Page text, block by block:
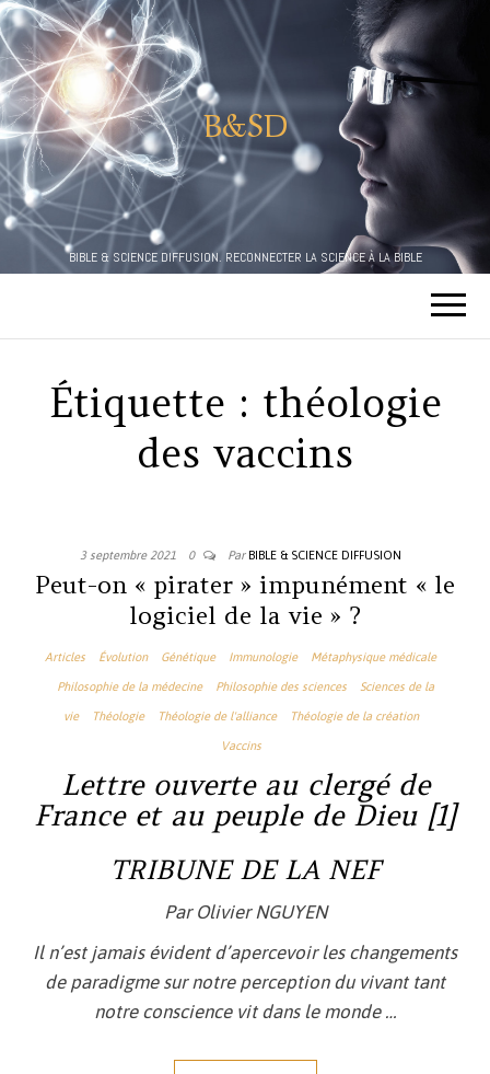
B&SD
BIBLE & SCIENCE DIFFUSION. RECONNECTER LA SCIENCE À LA BIBLE
Étiquette : théologie
des vaccins
3 septembre 2021 0 Par BIBLE & SCIENCE DIFFUSION
Peut-on « pirater » impunément « le
logiciel de la vie » ?
Articles Évolution Génétique Immunologie Métaphysique médicale
Philosophie de la médecine Philosophie des sciences Sciences de la
vie Théologie Théologie de l'alliance Théologie de la création
Vaccins
Lettre ouverte au clergé de
France et au peuple de Dieu [1]
TRIBUNE DE LA NEF
Par Olivier NGUYEN
Il n’est jamais évident d’apercevoir les changements
de paradigme sur notre perception du vivant tant
notre conscience vit dans le monde …